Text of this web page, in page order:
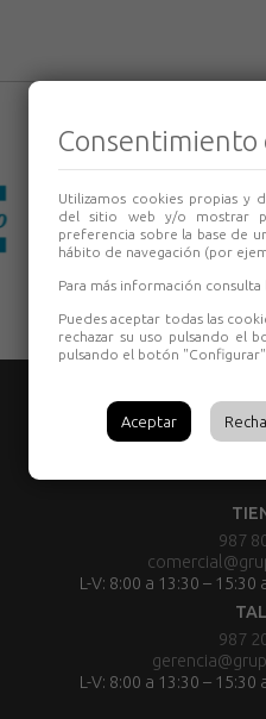
987
L-V: 8:00 a 13:30 –
987
L-V: 8:00 a 13:30 –
Consentimiento
Utilizamos cookies propias y
del sitio web y/o mostrar
preferencia sobre la base de
hábito de navegación (por
Para más información consulta
Puedes aceptar todas las
rechazar su uso pulsando el
pulsando el botón "Configurar".
Aceptar